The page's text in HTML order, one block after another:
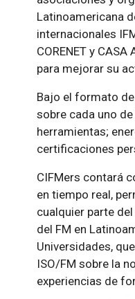
Latinoamericana
internacionales
CORENET y
para mejorar su
Bajo el formato
sobre cada uno
herramientas;
certificaciones
CIFMers contará
en tiempo real,
cualquier parte
del FM en
Universidades,
ISO/FM sobre la
experiencias de